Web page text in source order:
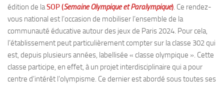
édition de laSOP (Semaine Olympique et Paralympique). Ce rendez-
vous national est l’occasion de mobiliser l’ensemble de la
communauté éducative autour des jeux de Paris 2024. Pour cela,
l’établissement peut particulièrement compter sur la classe 302 qui
est, depuis plusieurs années, labellisée « classe olympique ». Cette
classe participe, en effet, à un projet interdisciplinaire qui a pour
centre d’intérêt l’olympisme. Ce dernier est abordé sous toutes ses